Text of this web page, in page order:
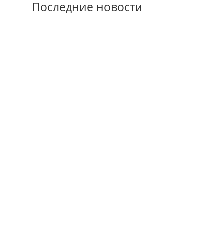
Последние новости